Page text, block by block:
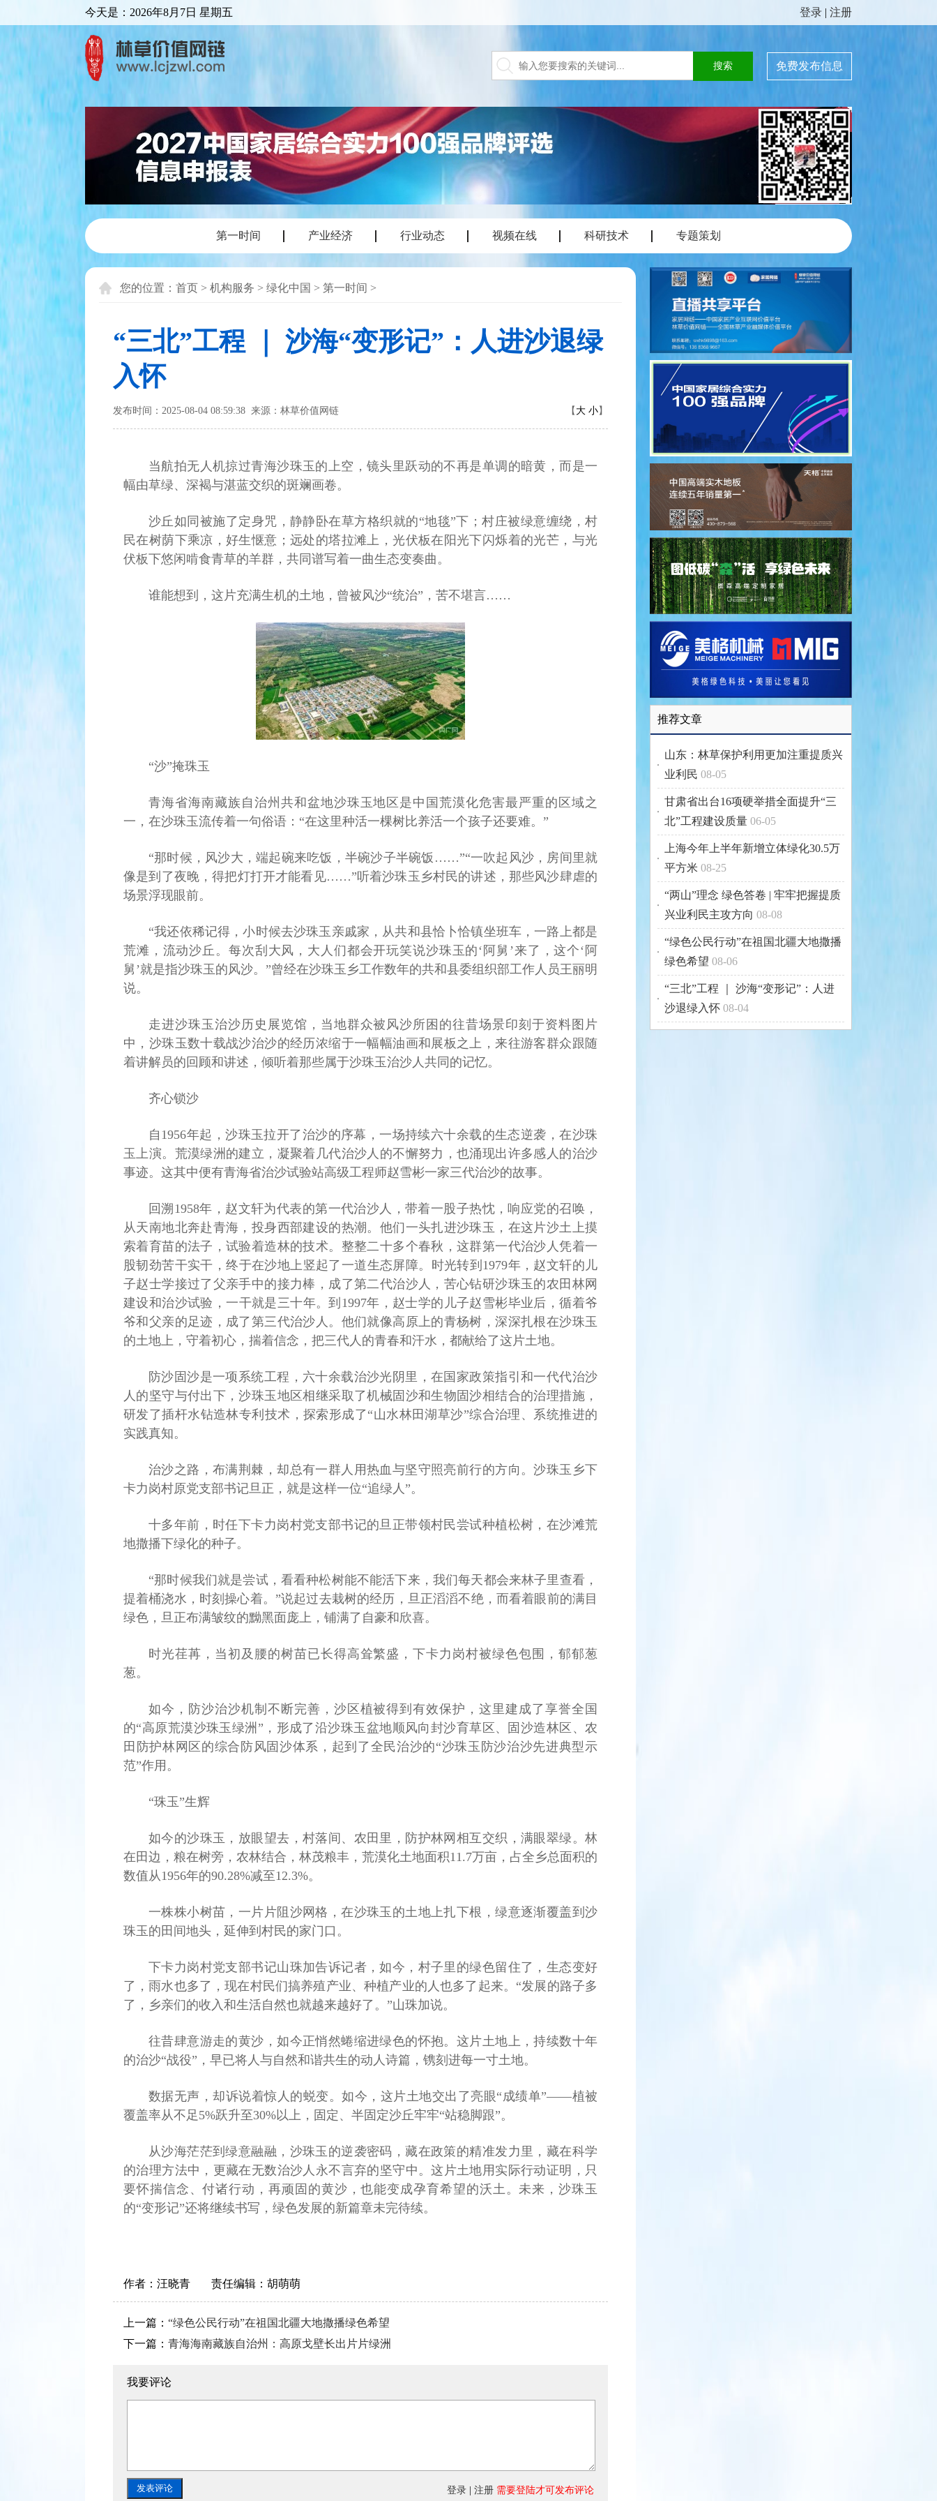
今天是： 2026年8月7日 星期五 登录 | 注册
免费发布信息
第一时间 产业经济 行业动态 视频在线 科研技术 专题策划
您的位置： 首页 > 机构服务 > 绿化中国 > 第一时间 >
“三北”工程 ｜ 沙海“变形记”：人进沙退绿
入怀
发布时间：2025-08-04 08:59:38 来源：林草价值网链 【 大 小】
当航拍无人机掠过青海沙珠玉的上空，镜头里跃动的不再是单调的暗黄，而是一
幅由草绿、深褐与湛蓝交织的斑斓画卷。
沙丘如同被施了定身咒，静静卧在草方格织就的“地毯”下；村庄被绿意缠绕，村
民在树荫下乘凉，好生惬意；远处的塔拉滩上，光伏板在阳光下闪烁着的光芒，与光
伏板下悠闲啃食青草的羊群，共同谱写着一曲生态变奏曲。
谁能想到，这片充满生机的土地，曾被风沙“统治”，苦不堪言……
“沙”掩珠玉
青海省海南藏族自治州共和盆地沙珠玉地区是中国荒漠化危害最严重的区域之
一，在沙珠玉流传着一句俗语：“在这里种活一棵树比养活一个孩子还要难。”
“那时候，风沙大，端起碗来吃饭，半碗沙子半碗饭……”“一吹起风沙，房间里就
像是到了夜晚，得把灯打开才能看见……”听着沙珠玉乡村民的讲述，那些风沙肆虐的
场景浮现眼前。
“我还依稀记得，小时候去沙珠玉亲戚家，从共和县恰卜恰镇坐班车，一路上都是
荒滩，流动沙丘。每次刮大风，大人们都会开玩笑说沙珠玉的‘阿舅’来了，这个‘阿
舅’就是指沙珠玉的风沙。”曾经在沙珠玉乡工作数年的共和县委组织部工作人员王丽明
说。
走进沙珠玉治沙历史展览馆，当地群众被风沙所困的往昔场景印刻于资料图片
中，沙珠玉数十载战沙治沙的经历浓缩于一幅幅油画和展板之上，来往游客群众跟随
着讲解员的回顾和讲述，倾听着那些属于沙珠玉治沙人共同的记忆。
齐心锁沙
自1956年起，沙珠玉拉开了治沙的序幕，一场持续六十余载的生态逆袭，在沙珠
玉上演。荒漠绿洲的建立，凝聚着几代治沙人的不懈努力，也涌现出许多感人的治沙
事迹。这其中便有青海省治沙试验站高级工程师赵雪彬一家三代治沙的故事。
回溯1958年，赵文轩为代表的第一代治沙人，带着一股子热忱，响应党的召唤，
从天南地北奔赴青海，投身西部建设的热潮。他们一头扎进沙珠玉，在这片沙土上摸
索着育苗的法子，试验着造林的技术。整整二十多个春秋，这群第一代治沙人凭着一
股韧劲苦干实干，终于在沙地上竖起了一道生态屏障。时光转到1979年，赵文轩的儿
子赵士学接过了父亲手中的接力棒，成了第二代治沙人，苦心钻研沙珠玉的农田林网
建设和治沙试验，一干就是三十年。到1997年，赵士学的儿子赵雪彬毕业后，循着爷
爷和父亲的足迹，成了第三代治沙人。他们就像高原上的青杨树，深深扎根在沙珠玉
的土地上，守着初心，揣着信念，把三代人的青春和汗水，都献给了这片土地。
防沙固沙是一项系统工程，六十余载治沙光阴里，在国家政策指引和一代代治沙
人的坚守与付出下，沙珠玉地区相继采取了机械固沙和生物固沙相结合的治理措施，
研发了插杆水钻造林专利技术，探索形成了“山水林田湖草沙”综合治理、系统推进的
实践真知。
治沙之路，布满荆棘，却总有一群人用热血与坚守照亮前行的方向。沙珠玉乡下
卡力岗村原党支部书记旦正，就是这样一位“追绿人”。
十多年前，时任下卡力岗村党支部书记的旦正带领村民尝试种植松树，在沙滩荒
地撒播下绿化的种子。
“那时候我们就是尝试，看看种松树能不能活下来，我们每天都会来林子里查看，
提着桶浇水，时刻操心着。”说起过去栽树的经历，旦正滔滔不绝，而看着眼前的满目
绿色，旦正布满皱纹的黝黑面庞上，铺满了自豪和欣喜。
时光荏苒，当初及腰的树苗已长得高耸繁盛，下卡力岗村被绿色包围，郁郁葱
葱。
如今，防沙治沙机制不断完善，沙区植被得到有效保护，这里建成了享誉全国
的“高原荒漠沙珠玉绿洲”，形成了沿沙珠玉盆地顺风向封沙育草区、固沙造林区、农
田防护林网区的综合防风固沙体系，起到了全民治沙的“沙珠玉防沙治沙先进典型示
范”作用。
“珠玉”生辉
如今的沙珠玉，放眼望去，村落间、农田里，防护林网相互交织，满眼翠绿。林
在田边，粮在树旁，农林结合，林茂粮丰，荒漠化土地面积11.7万亩，占全乡总面积的
数值从1956年的90.28%减至12.3%。
一株株小树苗，一片片阻沙网格，在沙珠玉的土地上扎下根，绿意逐渐覆盖到沙
珠玉的田间地头，延伸到村民的家门口。
下卡力岗村党支部书记山珠加告诉记者，如今，村子里的绿色留住了，生态变好
了，雨水也多了，现在村民们搞养殖产业、种植产业的人也多了起来。“发展的路子多
了，乡亲们的收入和生活自然也就越来越好了。”山珠加说。
往昔肆意游走的黄沙，如今正悄然蜷缩进绿色的怀抱。这片土地上，持续数十年
的治沙“战役”，早已将人与自然和谐共生的动人诗篇，镌刻进每一寸土地。
数据无声，却诉说着惊人的蜕变。如今，这片土地交出了亮眼“成绩单”——植被
覆盖率从不足5%跃升至30%以上，固定、半固定沙丘牢牢“站稳脚跟”。
从沙海茫茫到绿意融融，沙珠玉的逆袭密码，藏在政策的精准发力里，藏在科学
的治理方法中，更藏在无数治沙人永不言弃的坚守中。这片土地用实际行动证明，只
要怀揣信念、付诸行动，再顽固的黄沙，也能变成孕育希望的沃土。未来，沙珠玉
的“变形记”还将继续书写，绿色发展的新篇章未完待续。
作者： 汪晓青 责任编辑： 胡萌萌
上一篇： “绿色公民行动”在祖国北疆大地撒播绿色希望
下一篇： 青海海南藏族自治州：高原戈壁长出片片绿洲
我要评论
登录 注册 需要登陆才可发布评论
推荐文章
山东：林草保护利用更加注重提质兴
业利民 08-05
甘肃省出台16项硬举措全面提升“三
北”工程建设质量 06-05
上海今年上半年新增立体绿化30.5万
平方米 08-25
“两山”理念 绿色答卷 | 牢牢把握提质
兴业利民主攻方向 08-08
“绿色公民行动”在祖国北疆大地撒播
绿色希望 08-06
“三北”工程 ｜ 沙海“变形记”：人进
沙退绿入怀 08-04